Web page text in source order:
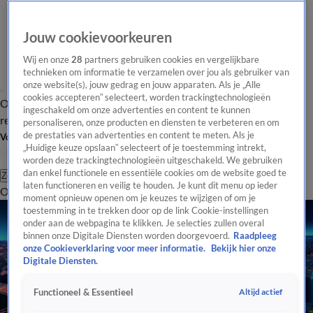
Overzicht Laatste nieuws Regionieuws Het beste van Hart
Tip de
redactie
Volg Hart van Nederland
Zoeken
OverzichtRegioUitzendingenWeerTip de redactiePanelVideo's
Jouw cookievoorkeuren
Wij en onze28 partners gebruiken cookies en vergelijkbare
technieken om informatie te verzamelen over jou als gebruiker van
onze website(s), jouw gedrag en jouw apparaten. Als je „Alle
cookies accepteren” selecteert, worden trackingtechnologieën
ingeschakeld om onze advertenties en content te kunnen
personaliseren, onze producten en diensten te verbeteren en om
de prestaties van advertenties en content te meten. Als je
„Huidige keuze opslaan” selecteert of je toestemming intrekt,
worden deze trackingtechnologieën uitgeschakeld. We gebruiken
dan enkel functionele en essentiële cookies om de website goed te
laten functioneren en veilig te houden. Je kunt dit menu op ieder
moment opnieuw openen om je keuzes te wijzigen of om je
toestemming in te trekken door op de link Cookie-instellingen
onder aan de webpagina te klikken. Je selecties zullen overal
binnen onze Digitale Diensten worden doorgevoerd. Raadpleeg
onze Cookieverklaring voor meer informatie.
Bekijk hier onze
Digitale Diensten.
Functioneel & Essentieel Altijd actief